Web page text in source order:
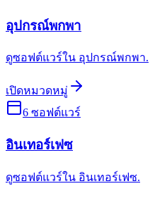
อุปกรณ์พกพา
ดูซอฟต์แวร์ใน อุปกรณ์พกพา.
เปิดหมวดหมู่
6 ซอฟต์แวร์
อินเทอร์เฟซ
ดูซอฟต์แวร์ใน อินเทอร์เฟซ.